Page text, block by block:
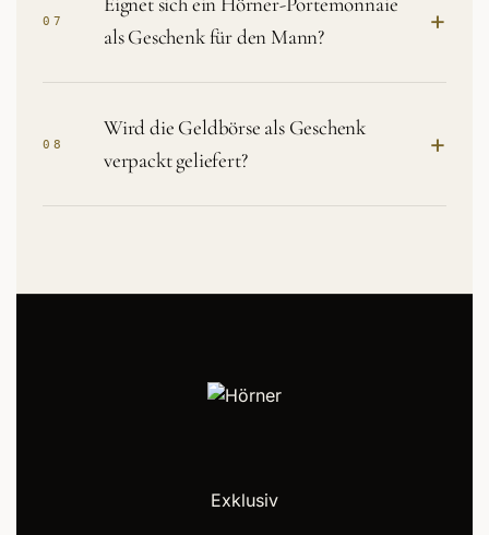
07
als Geschenk für den Mann?
+
08
Wird die Geldbörse als Geschenk
verpackt geliefert?
+
Exklusiv